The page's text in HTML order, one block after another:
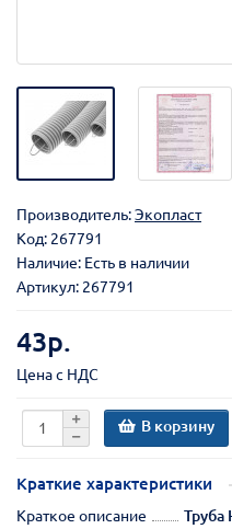
Производитель:Экопласт
Код: 267791
Наличие: Есть в наличии
Артикул: 267791
43р.
Цена с НДС
В корзину
Краткие характеристики
Краткое описание
Труба